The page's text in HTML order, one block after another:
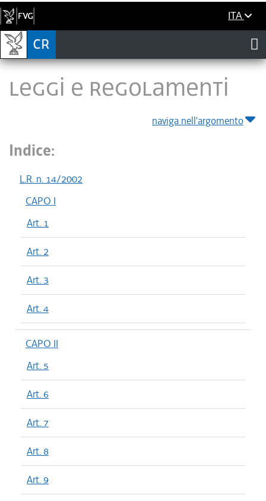
ITA
LEGGI E REGOLAMENTI
naviga nell'argomento
Indice:
L.R. n. 14/2002
CAPO I
Art. 1
Art. 2
Art. 3
Art. 4
CAPO II
Art. 5
Art. 6
Art. 7
Art. 8
Art. 9